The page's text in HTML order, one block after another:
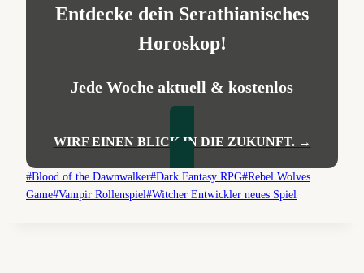
Entdecke dein Serathianisches
Horoskop!
Jede Woche aktuell & kostenlos
WIRF EINEN BLICK IN DIE ZUKUNFT. →
Schlagworte:
#Blood of the Dawnwalker#Dark Fantasy RPG#Rebel Wolves
Game#Vampir Rollenspiel#Witcher Entwickler neues Spiel